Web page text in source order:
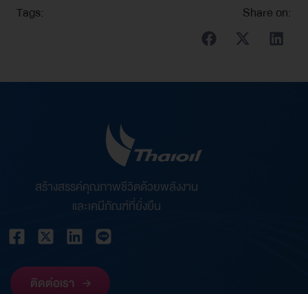
Tags: Share on:
สร้างสรรค์คุณภาพชีวิตด้วยพลังงาน
และเคมีภัณฑ์ที่ยั่งยืน
ติดต่อเรา